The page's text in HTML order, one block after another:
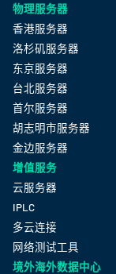
物理服务器
香港服务器
洛杉矶服务器
东京服务器
台北服务器
首尔服务器
胡志明市服务器
金边服务器
增值服务
云服务器
IPLC
多云连接
网络测试工具
境外海外数据中心